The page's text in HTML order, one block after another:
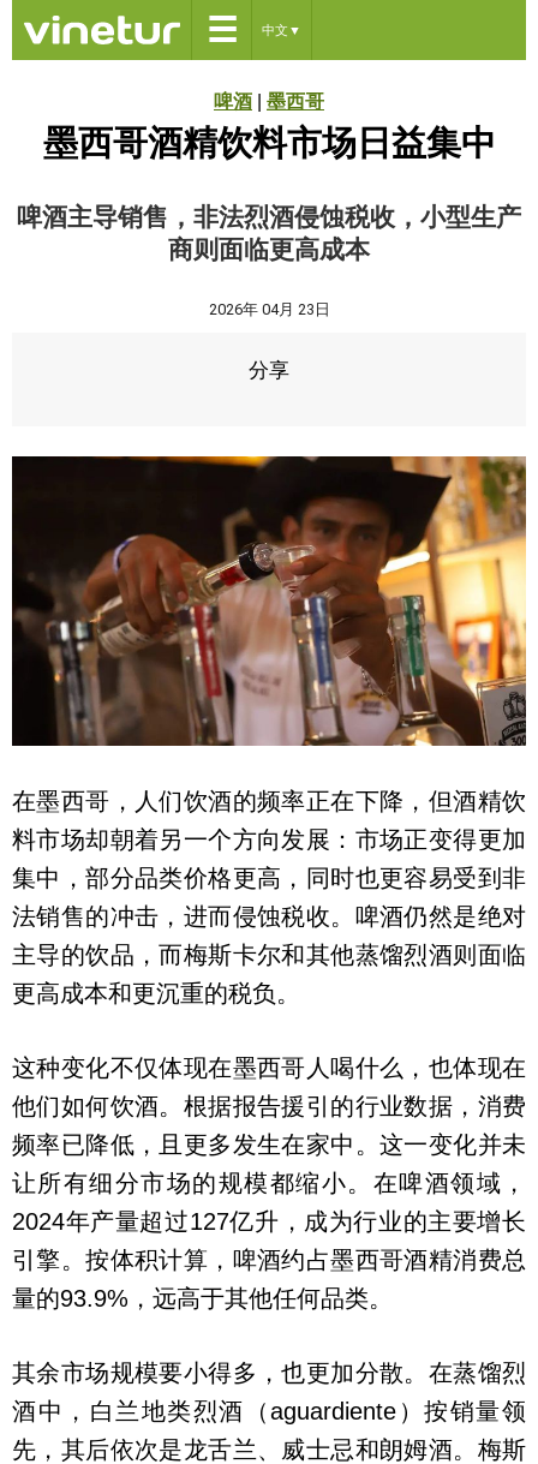
☰ 中文 ▼
啤酒 墨西哥
墨西哥酒精饮料市场日益集中
啤酒主导销售，非法烈酒侵蚀税收，小型生产
商则面临更高成本
2026年 04月 23日
分享
在墨西哥，人们饮酒的频率正在下降，但酒精饮
料市场却朝着另一个方向发展：市场正变得更加
集中，部分品类价格更高，同时也更容易受到非
法销售的冲击，进而侵蚀税收。啤酒仍然是绝对
主导的饮品，而梅斯卡尔和其他蒸馏烈酒则面临
更高成本和更沉重的税负。
这种变化不仅体现在墨西哥人喝什么，也体现在
他们如何饮酒。根据报告援引的行业数据，消费
频率已降低，且更多发生在家中。这一变化并未
让所有细分市场的规模都缩小。在啤酒领域，
2024年产量超过127亿升，成为行业的主要增长
引擎。按体积计算，啤酒约占墨西哥酒精消费总
量的93.9%，远高于其他任何品类。
其余市场规模要小得多，也更加分散。在蒸馏烈
酒中，白兰地类烈酒（aguardiente）按销量领
先，其后依次是龙舌兰、威士忌和朗姆酒。梅斯